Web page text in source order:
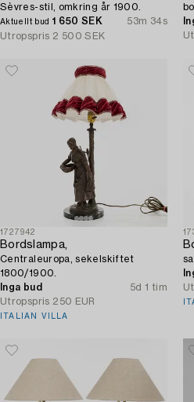
Sèvres-stil, omkring år 1900.
Aktuellt bud 1 650 SEK
53m 34s
Utropspris 2 500 SEK
1727942
Bordslampa,
Centraleuropa, sekelskiftet
1800/1900.
Inga bud
5d 1 tim
Utropspris 250 EUR
ITALIAN VILLA